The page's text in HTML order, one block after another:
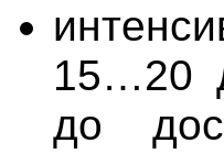
15…20
до